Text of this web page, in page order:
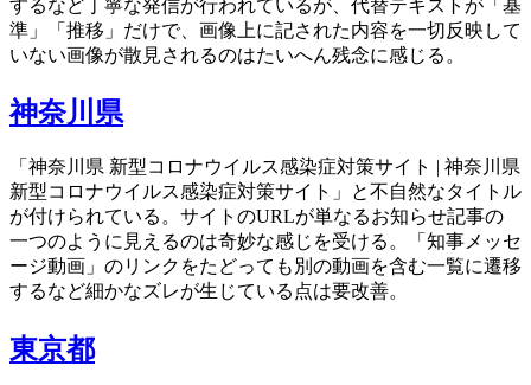
するなど丁寧な発信が行われているが、代替テキストが「基
準」「推移」だけで、画像上に記された内容を一切反映して
いない画像が散見されるのはたいへん残念に感じる。
神奈川県
「神奈川県 新型コロナウイルス感染症対策サイト | 神奈川県
新型コロナウイルス感染症対策サイト」と不自然なタイトル
が付けられている。サイトのURLが単なるお知らせ記事の
一つのように見えるのは奇妙な感じを受ける。「知事メッセ
ージ動画」のリンクをたどっても別の動画を含む一覧に遷移
するなど細かなズレが生じている点は要改善。
東京都